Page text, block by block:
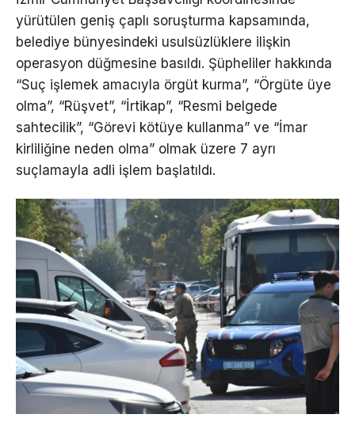
yürütülen geniş çaplı soruşturma kapsamında,
belediye bünyesindeki usulsüzlüklere ilişkin
operasyon düğmesine basıldı. Şüpheliler hakkında
“Suç işlemek amacıyla örgüt kurma”, “Örgüte üye
olma”, “Rüşvet”, “İrtikap”, “Resmi belgede
sahtecilik”, “Görevi kötüye kullanma” ve “İmar
kirliliğine neden olma” olmak üzere 7 ayrı
suçlamayla adli işlem başlatıldı.